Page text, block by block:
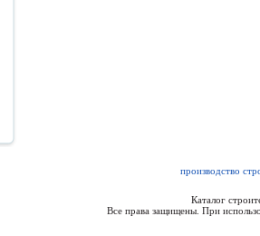
производство
Каталог
Все права защищены. При